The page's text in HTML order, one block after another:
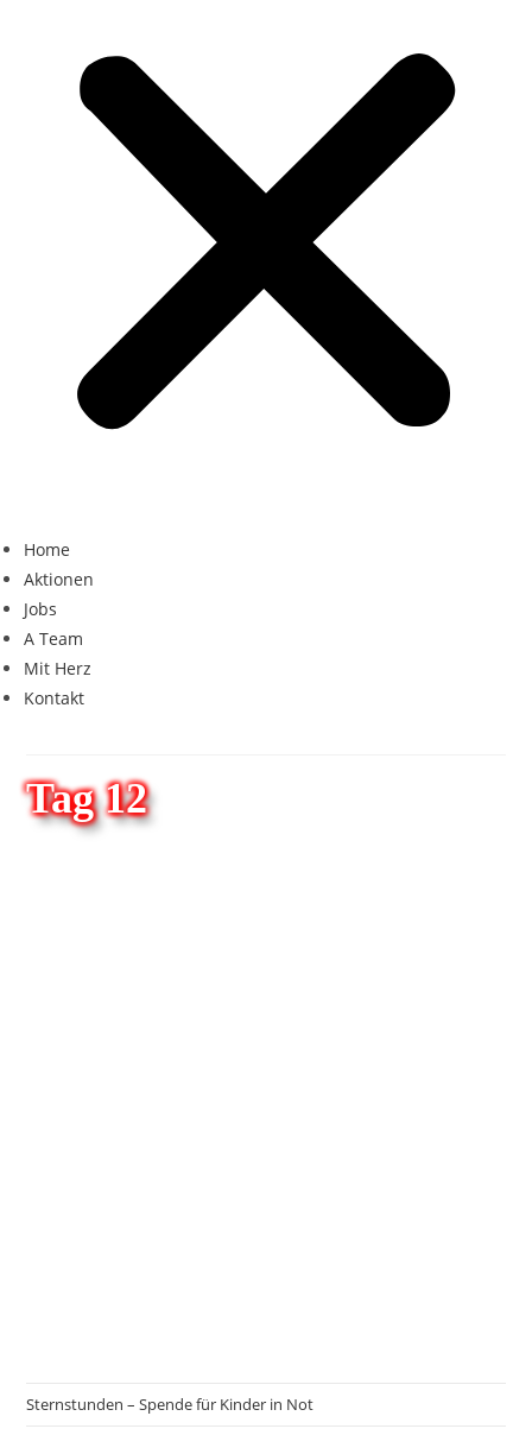
Home
Aktionen
Jobs
A Team
Mit Herz
Kontakt
Tag 12
Sternstunden – Spende für Kinder in Not